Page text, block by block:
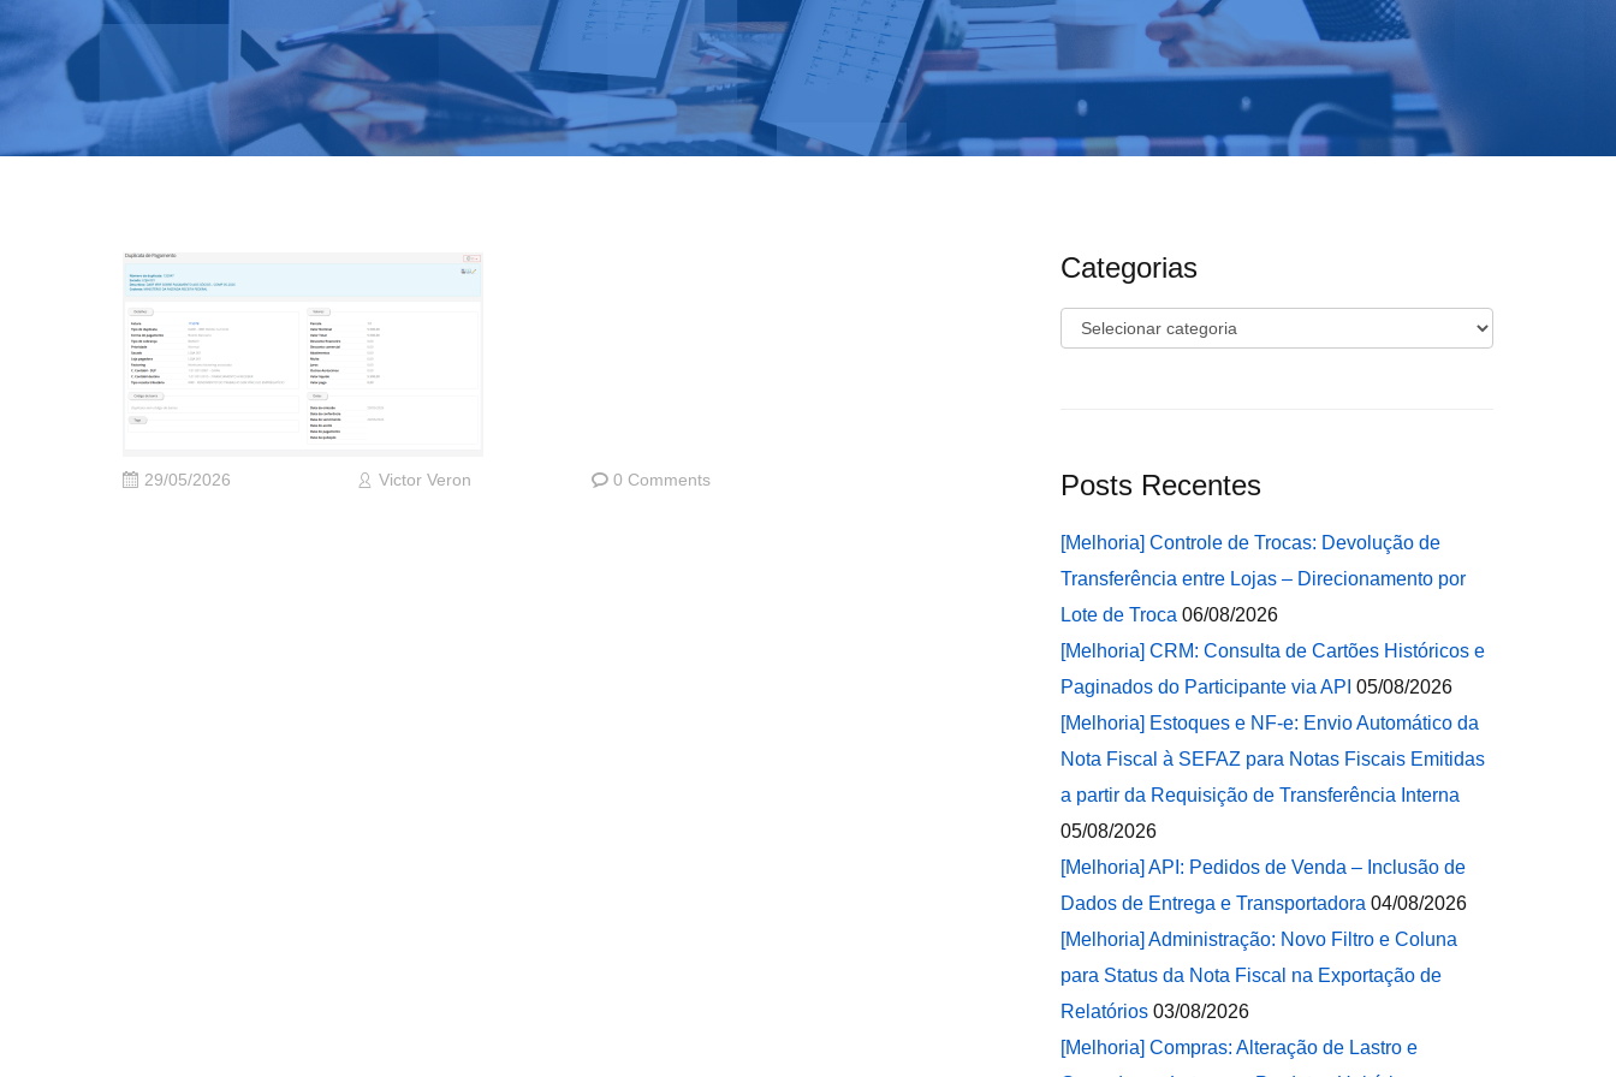
29/05/2026 Victor Veron 0 Comments
Categorias
Categorias
Posts Recentes
[Melhoria] Controle de Trocas: Devolução de
Transferência entre Lojas – Direcionamento por
Lote de Troca 06/08/2026
[Melhoria] CRM: Consulta de Cartões Históricos e
Paginados do Participante via API 05/08/2026
[Melhoria] Estoques e NF-e: Envio Automático da
Nota Fiscal à SEFAZ para Notas Fiscais Emitidas
a partir da Requisição de Transferência Interna
05/08/2026
[Melhoria] API: Pedidos de Venda – Inclusão de
Dados de Entrega e Transportadora 04/08/2026
[Melhoria] Administração: Novo Filtro e Coluna
para Status da Nota Fiscal na Exportação de
Relatórios 03/08/2026
[Melhoria] Compras: Alteração de Lastro e